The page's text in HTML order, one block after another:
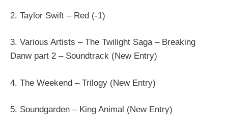
2. Taylor Swift – Red (-1)
3. Various Artists – The Twilight Saga – Breaking
Danw part 2 – Soundtrack (New Entry)
4. The Weekend – Trilogy (New Entry)
5. Soundgarden – King Animal (New Entry)